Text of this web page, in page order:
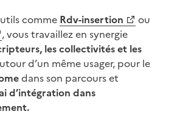
comme
fenêtre)
Rdv-insertion
ou
fenêtre)
, vous travaillez en synergie
les collectivités et les
d’un même usager, pour le
dans son parcours et
d’intégration dans